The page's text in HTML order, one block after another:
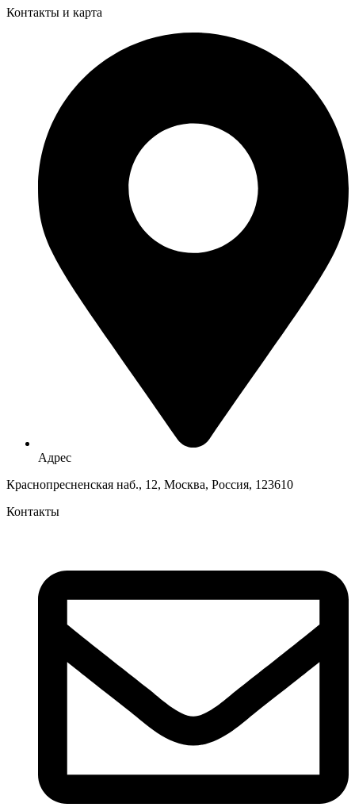
Контакты и карта
Адрес
Краснопресненская наб., 12, Москва, Россия, 123610
Контакты